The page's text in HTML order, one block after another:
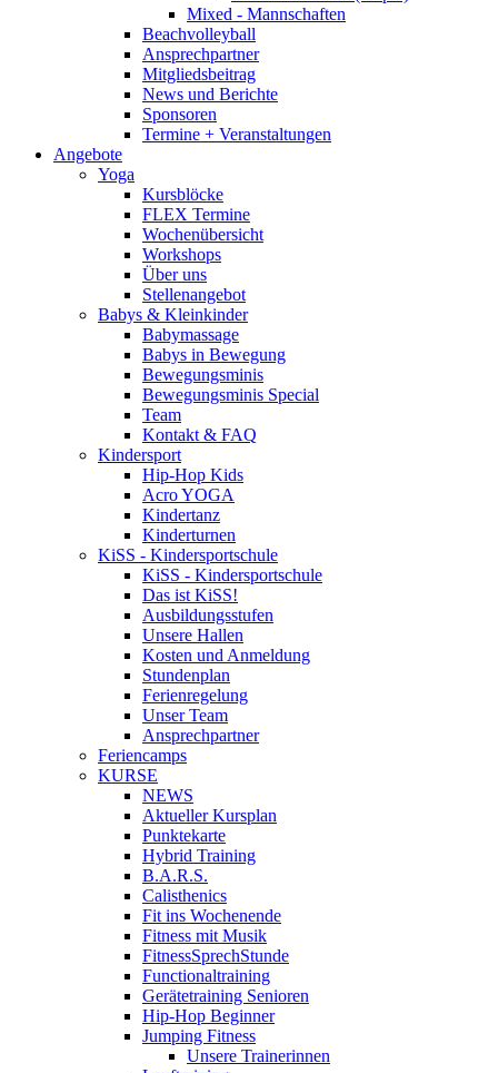
Mixed - Mannschaften
Beachvolleyball
Ansprechpartner
Mitgliedsbeitrag
News und Berichte
Sponsoren
Termine + Veranstaltungen
Angebote
Yoga
Kursblöcke
FLEX Termine
Wochenübersicht
Workshops
Über uns
Stellenangebot
Babys & Kleinkinder
Babymassage
Babys in Bewegung
Bewegungsminis
Bewegungsminis Special
Team
Kontakt & FAQ
Kindersport
Hip-Hop Kids
Acro YOGA
Kindertanz
Kinderturnen
KiSS - Kindersportschule
KiSS - Kindersportschule
Das ist KiSS!
Ausbildungsstufen
Unsere Hallen
Kosten und Anmeldung
Stundenplan
Ferienregelung
Unser Team
Ansprechpartner
Feriencamps
KURSE
NEWS
Aktueller Kursplan
Punktekarte
Hybrid Training
B.A.R.S.
Calisthenics
Fit ins Wochenende
Fitness mit Musik
FitnessSprechStunde
Functionaltraining
Gerätetraining Senioren
Hip-Hop Beginner
Jumping Fitness
Unsere Trainerinnen